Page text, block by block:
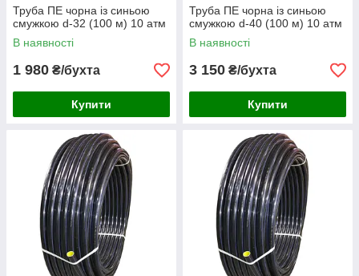
Труба ПЕ чорна із синьою
смужкою d-32 (100 м) 10 атм
В наявності
1 980 ₴/бухта
Купити
Труба ПЕ чорна із синьою
смужкою d-40 (100 м) 10 атм
В наявності
3 150 ₴/бухта
Купити